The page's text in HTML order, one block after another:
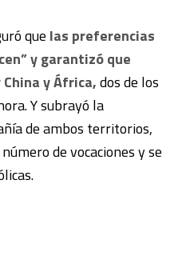
que las preferencias
y garantizó que
y África,dos de los
Y subrayó la
de ambos territorios,
de vocaciones y se